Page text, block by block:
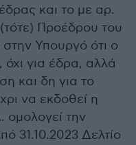
και το με αρ.
Προέδρου του
Υπουργό ότι ο
για έδρα, αλλά
και δη για το
να εκδοθεί η
την
31.10.2023 Δελτίο